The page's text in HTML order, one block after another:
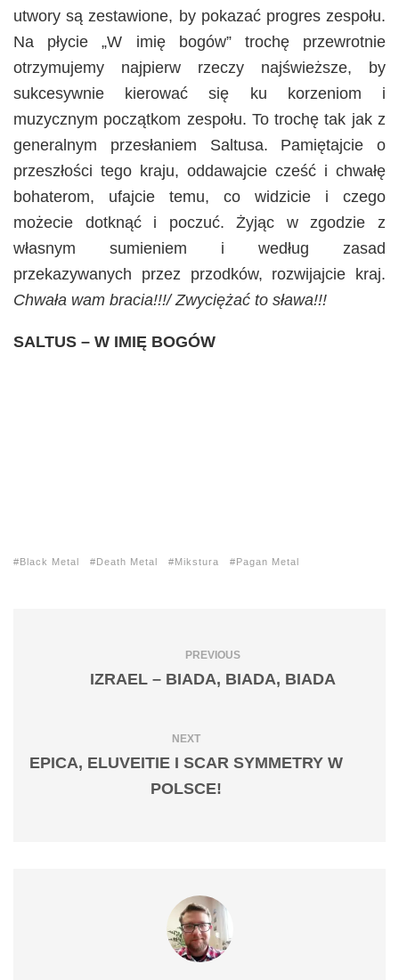
utwory są zestawione, by pokazać progres zespołu.
Na płycie „W imię bogów” trochę przewrotnie
otrzymujemy najpierw rzeczy najświeższe, by
sukcesywnie kierować się ku korzeniom i
muzycznym początkom zespołu. To trochę tak jak z
generalnym przesłaniem Saltusa. Pamiętajcie o
przeszłości tego kraju, oddawajcie cześć i chwałę
bohaterom, ufajcie temu, co widzicie i czego
możecie dotknąć i poczuć. Żyjąc w zgodzie z
własnym sumieniem i według zasad
przekazywanych przez przodków, rozwijajcie kraj.
Chwała wam bracia!!!/ Zwyciężać to sława!!!
SALTUS – W IMIĘ BOGÓW
Black Metal Death Metal Mikstura Pagan Metal
PREVIOUS
IZRAEL – BIADA, BIADA, BIADA
NEXT
EPICA, ELUVEITIE I SCAR SYMMETRY W
POLSCE!